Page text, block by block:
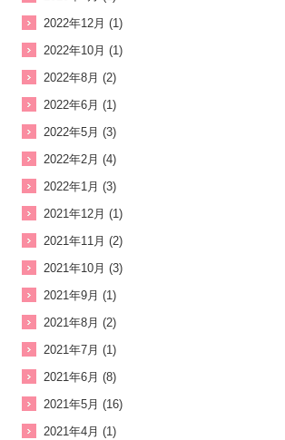
2022年12月 (1)
2022年10月 (1)
2022年8月 (2)
2022年6月 (1)
2022年5月 (3)
2022年2月 (4)
2022年1月 (3)
2021年12月 (1)
2021年11月 (2)
2021年10月 (3)
2021年9月 (1)
2021年8月 (2)
2021年7月 (1)
2021年6月 (8)
2021年5月 (16)
2021年4月 (1)